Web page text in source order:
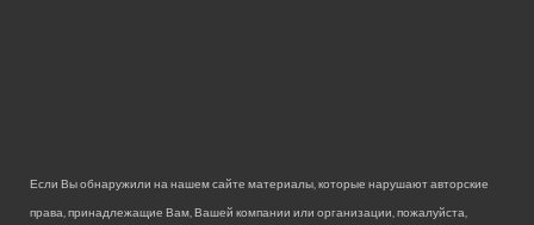
Если Вы обнаружили на нашем сайте материалы, которые нарушают авторские
права, принадлежащие Вам, Вашей компании или организации, пожалуйста,